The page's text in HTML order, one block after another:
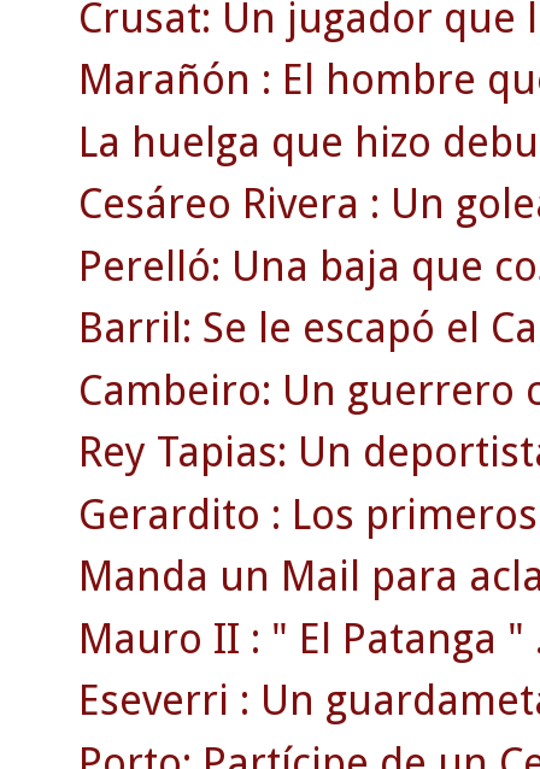
Crusat: Un jugador que
Marañón : El hombre
La huelga que hizo
Cesáreo Rivera : Un
Perelló: Una baja que
Barril: Se le escapó el
Cambeiro: Un guerrero
Rey Tapias: Un
Gerardito : Los
Manda un Mail para
Mauro II : " El Patanga "
Eseverri : Un